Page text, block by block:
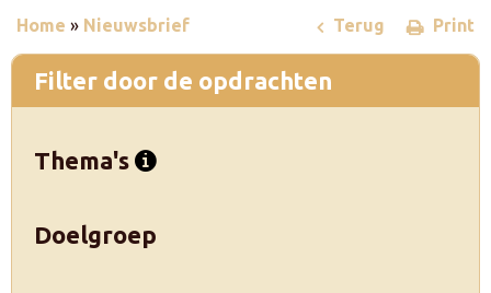
Home » Nieuwsbrief Print
Terug
Filter door de opdrachten
Thema's
Doelgroep